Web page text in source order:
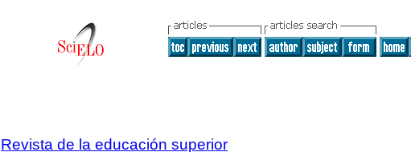
Revista de la educación superior